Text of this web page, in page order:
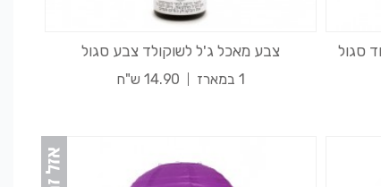
סגול
צבע מאכל ג'ל לשוקולד צבע סגול
1 במארז 14.90 ש"ח